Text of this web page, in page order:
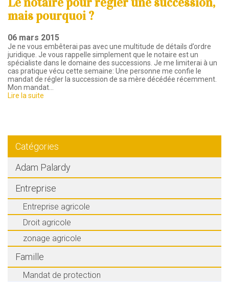
mais pourquoi ?
06 mars 2015
Je ne vous embêterai pas avec une multitude de détails d’ordre
juridique. Je vous rappelle simplement que le notaire est un
spécialiste dans le domaine des successions. Je me limiterai à un
cas pratique vécu cette semaine: Une personne me confie le
mandat de régler la succession de sa mère décédée récemment.
Mon mandat…
Lire la suite
Catégories
Adam Palardy
Entreprise
Entreprise agricole
Droit agricole
zonage agricole
Famille
Mandat de protection